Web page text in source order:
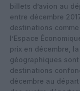
billets d’avion au
entre décembre
destinations
l’Espace
prix en décembre,
géographiques
destinations
décembre au